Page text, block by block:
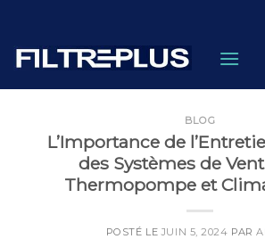
content
BLOG
L’Importance de
des Systèmes de
Thermopompe et
POSTÉ LEJUIN 5, 2024 PAR